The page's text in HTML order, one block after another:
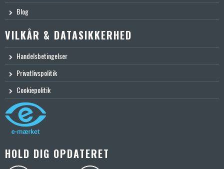
Blog
VILKÅR & DATASIKKERHED
Handelsbetingelser
Privatlivspolitik
Cookiepolitik
HOLD DIG OPDATERET